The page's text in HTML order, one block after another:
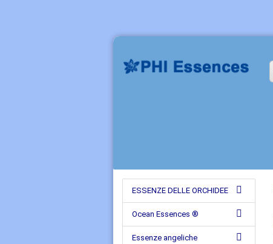
ESSENZE DELLE ORCHIDEE
Ocean Essences ®
Essenze angeliche